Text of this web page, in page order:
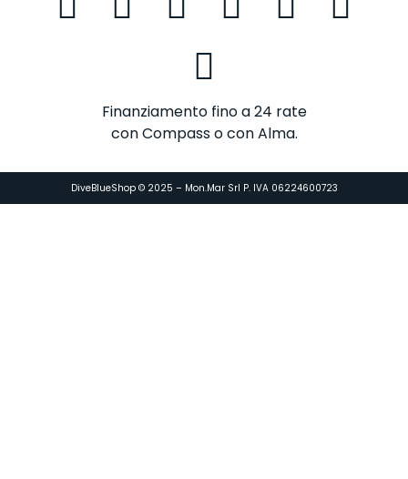
Finanziamento fino a 24 rate
con Compass o con Alma.
DiveBlueShop © 2025 – Mon.Mar Srl P. IVA 06224600723